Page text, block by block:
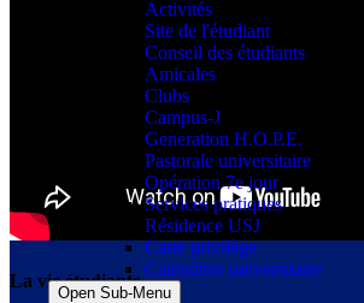
Activités
Site de l'étudiant
Conseil des étudiants
Amicales
Clubs
Campus-J
Generation H.O.P.E.
Pastorale universitaire
Opération 7e jour
Services pratiques
Résidence USJ
Carte privilège
Calendrier universitaire
Open Sub-Menu
La vie étudiante